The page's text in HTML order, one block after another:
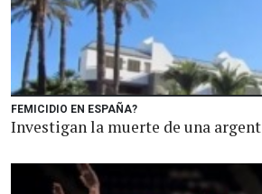
FEMICIDIO EN ESPAÑA?
Investigan la muerte de una